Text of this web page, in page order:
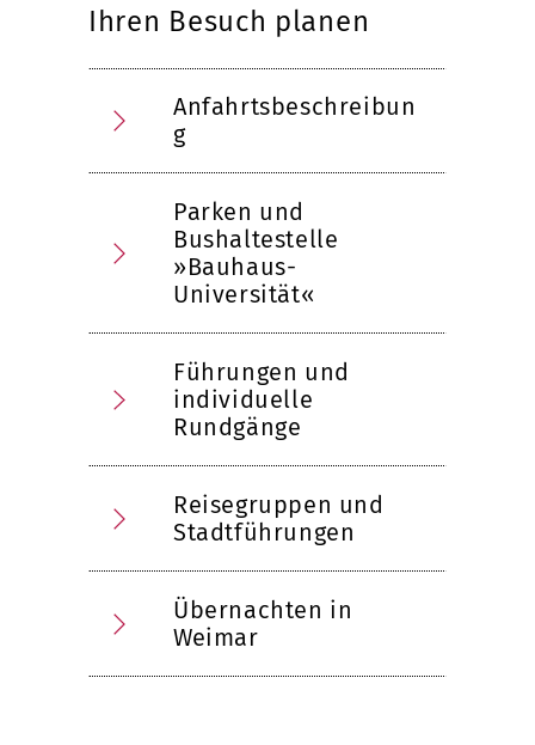
Ihren Besuch planen
Anfahrtsbeschreibun
g
Parken und
Bushaltestelle
»Bauhaus-
Universität«
Führungen und
individuelle
Rundgänge
Reisegruppen und
Stadtführungen
Übernachten in
Weimar